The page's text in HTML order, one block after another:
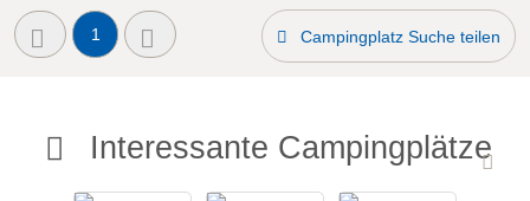
1 Campingplatz Suche teilen
Interessante Campingplätze